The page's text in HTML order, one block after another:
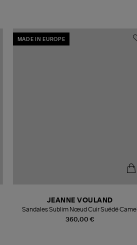
MADE IN EUROPE
360,00 €
JEANNE VOULAND
Sandales Sublim Nœud Cuir Suédé Camel